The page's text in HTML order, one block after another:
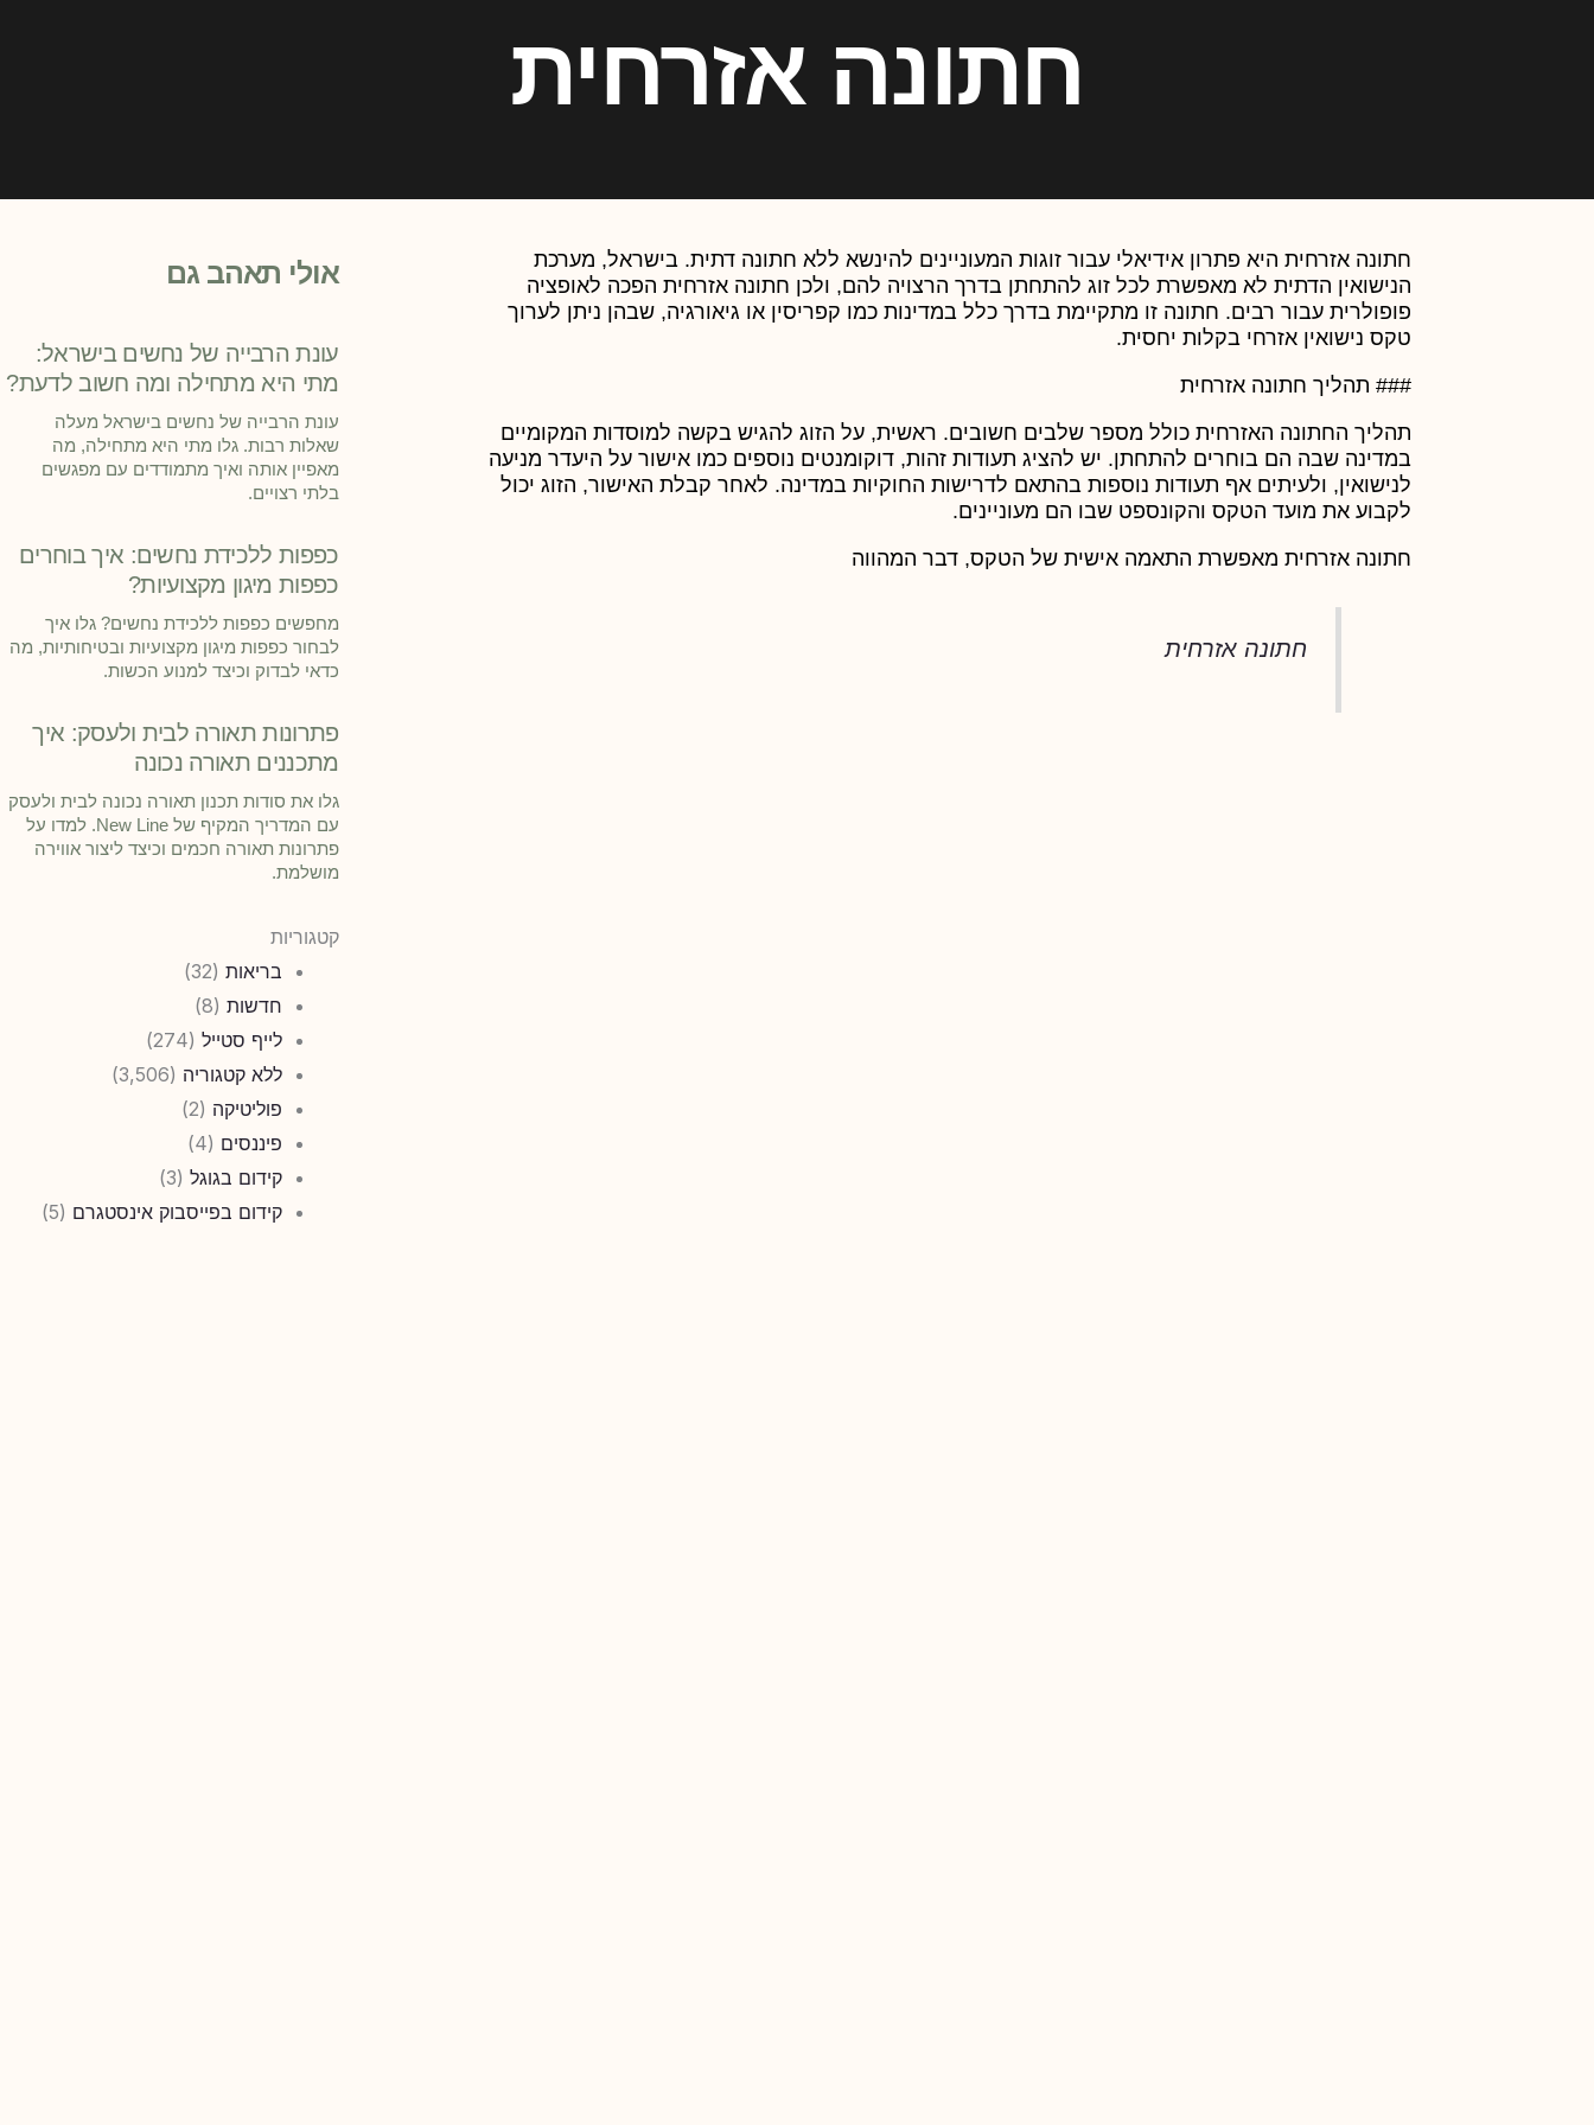
חתונה אזרחית
חתונה אזרחית היא פתרון אידיאלי עבור זוגות המעוניינים להינשא ללא חתונה דתית. בישראל, מערכת
הנישואין הדתית לא מאפשרת לכל זוג להתחתן בדרך הרצויה להם, ולכן חתונה אזרחית הפכה לאופציה
פופולרית עבור רבים. חתונה זו מתקיימת בדרך כלל במדינות כמו קפריסין או גיאורגיה, שבהן ניתן לערוך
טקס נישואין אזרחי בקלות יחסית.
### תהליך חתונה אזרחית
תהליך החתונה האזרחית כולל מספר שלבים חשובים. ראשית, על הזוג להגיש בקשה למוסדות המקומיים
במדינה שבה הם בוחרים להתחתן. יש להציג תעודות זהות, דוקומנטים נוספים כמו אישור על היעדר מניעה
לנישואין, ולעיתים אף תעודות נוספות בהתאם לדרישות החוקיות במדינה. לאחר קבלת האישור, הזוג יכול
לקבוע את מועד הטקס והקונספט שבו הם מעוניינים.
חתונה אזרחית מאפשרת התאמה אישית של הטקס, דבר המהווה
חתונה אזרחית
אולי תאהב גם
עונת הרבייה של נחשים בישראל:
מתי היא מתחילה ומה חשוב לדעת?
עונת הרבייה של נחשים בישראל מעלה
שאלות רבות. גלו מתי היא מתחילה, מה
מאפיין אותה ואיך מתמודדים עם מפגשים
בלתי רצויים.
כפפות ללכידת נחשים: איך בוחרים
כפפות מיגון מקצועיות?
מחפשים כפפות ללכידת נחשים? גלו איך
לבחור כפפות מיגון מקצועיות ובטיחותיות, מה
כדאי לבדוק וכיצד למנוע הכשות.
פתרונות תאורה לבית ולעסק: איך
מתכננים תאורה נכונה
גלו את סודות תכנון תאורה נכונה לבית ולעסק
עם המדריך המקיף של New Line. למדו על
פתרונות תאורה חכמים וכיצד ליצור אווירה
מושלמת.
קטגוריות
בריאות (32)
חדשות (8)
לייף סטייל (274)
ללא קטגוריה (3,506)
פוליטיקה (2)
פיננסים (4)
קידום בגוגל (3)
קידום בפייסבוק אינסטגרם (5)